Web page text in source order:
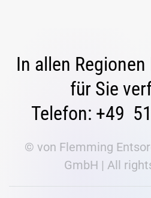
In allen
für Sie
Telefon: +49
© von Flemming
GmbH | All